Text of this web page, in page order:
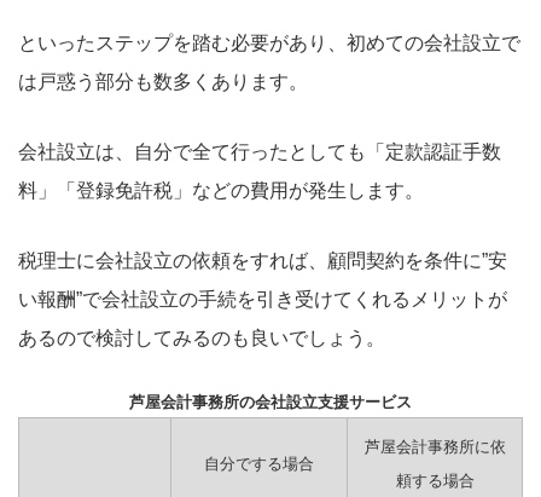
といったステップを踏む必要があり、初めての会社設立で
は戸惑う部分も数多くあります。
会社設立は、自分で全て行ったとしても「定款認証手数
料」「登録免許税」などの費用が発生します。
税理士に会社設立の依頼をすれば、顧問契約を条件に”安
い報酬”で会社設立の手続を引き受けてくれるメリットが
あるので検討してみるのも良いでしょう。
芦屋会計事務所の会社設立支援サービス
自分でする場合
芦屋会計事務所に依
頼する場合